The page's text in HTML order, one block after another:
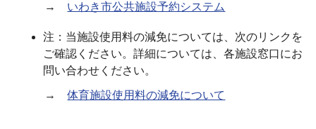
→ いわき市公共施設予約システム
注：当施設使用料の減免については、次のリンクを
ご確認ください。詳細については、各施設窓口にお
問い合わせください。
→体育施設使用料の減免について